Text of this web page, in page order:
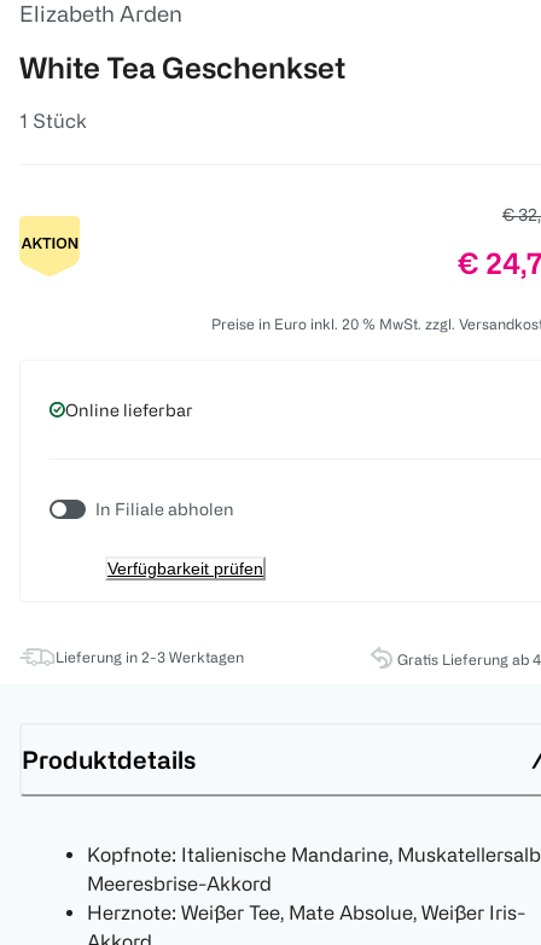
Elizabeth Arden
White Tea Geschenkset
1 Stück
€
Preis:
€
Preise in Euro inkl. 20 % MwSt. zzgl.
Online lieferbar
In Filiale abholen
Verfügbarkeit prüfen
Lieferung in 2-3 Werktagen Gratis Lieferung ab
Produktdetails
Kopfnote: Italienische Mandarine,
Meeresbrise-Akkord
Herznote: Weißer Tee, Mate Absolue, Weißer Iris-